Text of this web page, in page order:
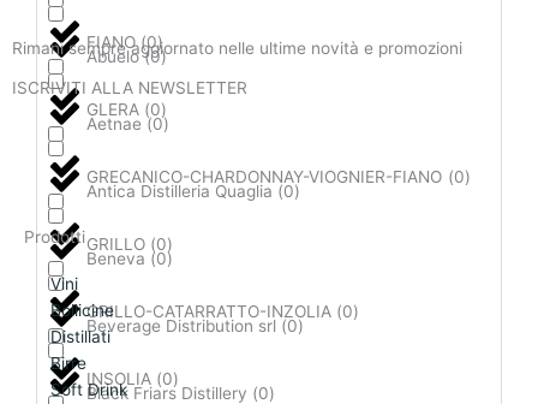
Abuelo (0)
Aetnae (0)
Antica Distilleria Quaglia (0)
Beneva (0)
Beverage Distribution srl (0)
Black Friars Distillery (0)
FIANO (0)
GLERA (0)
GRECANICO-CHARDONNAY-VIOGNIER-FIANO (0)
GRILLO (0)
GRILLO-CATARRATTO-INZOLIA (0)
INSOLIA (0)
Rimani sempre aggiornato nelle ultime novità e promozioni
ISCRIVITI ALLA NEWSLETTER
Prodotti
Vini
Bollicine
Distillati
Birre
Soft Drink